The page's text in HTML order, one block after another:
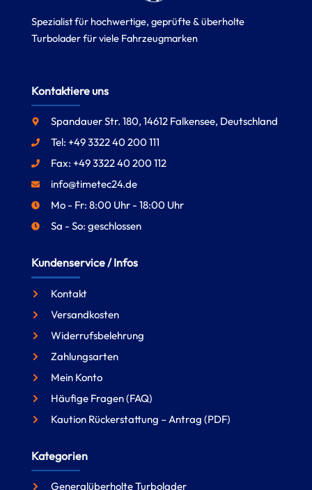
Spezialist für hochwertige, geprüfte & überholte
Turbolader für viele Fahrzeugmarken
Kontaktiere uns
Spandauer Str. 180, 14612 Falkensee, Deutschland
Tel: +49 3322 40 200 111
Fax: +49 3322 40 200 112
info@timetec24.de
Mo - Fr: 8:00 Uhr - 18:00 Uhr
Sa - So: geschlossen
Kundenservice / Infos
Kontakt
Versandkosten
Widerrufsbelehrung
Zahlungsarten
Mein Konto
Häufige Fragen (FAQ)
Kaution Rückerstattung – Antrag (PDF)
Kategorien
Generalüberholte Turbolader